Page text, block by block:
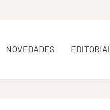
NOVEDADES EDITORIAL